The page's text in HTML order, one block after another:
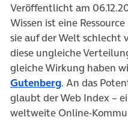
Veröffentlicht am
Wissen ist eine
sie auf der Welt schlecht
diese ungleiche
gleiche Wirkung haben
Gutenberg. An das
glaubt der Web Index –
weltweite Online-